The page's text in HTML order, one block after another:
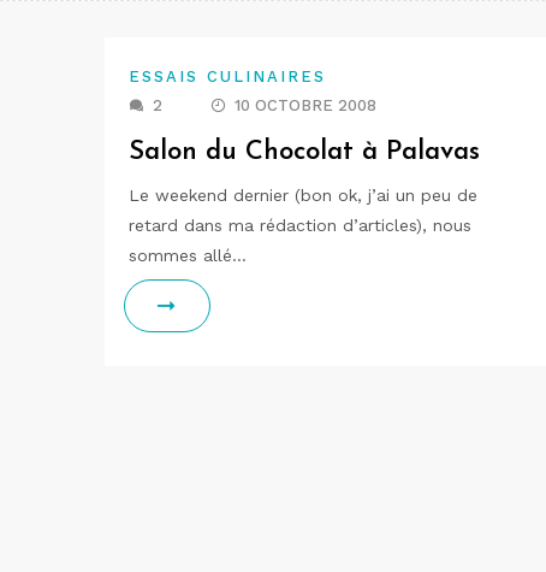
ESSAIS CULINAIRES
2
10 OCTOBRE 2008
Salon du Chocolat à Palavas
Le weekend dernier (bon ok, j’ai un peu de
retard dans ma rédaction d’articles), nous
sommes allé…